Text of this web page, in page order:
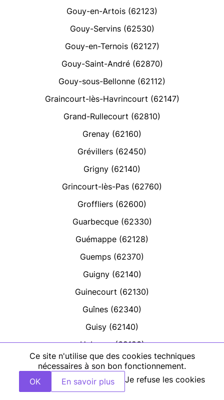
Gouy-en-Artois (62123)
Gouy-Servins (62530)
Gouy-en-Ternois (62127)
Gouy-Saint-André (62870)
Gouy-sous-Bellonne (62112)
Graincourt-lès-Havrincourt (62147)
Grand-Rullecourt (62810)
Grenay (62160)
Grévillers (62450)
Grigny (62140)
Grincourt-lès-Pas (62760)
Groffliers (62600)
Guarbecque (62330)
Guémappe (62128)
Guemps (62370)
Guigny (62140)
Guinecourt (62130)
Guînes (62340)
Guisy (62140)
Habarcq (62123)
Haillicourt (62940)
Haisnes (62138)
Ce site n'utilise que des cookies techniques
nécessaires à son bon fonctionnement.
OK
En savoir plus Je refuse les cookies